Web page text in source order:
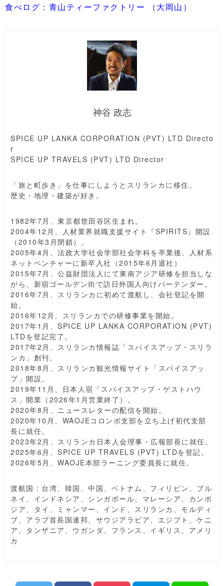
食べログ：青山ティーファクトリー （大岡山）
神谷 政志
SPICE UP LANKA CORPORATION (PVT) LTD Directo
r
SPICE UP TRAVELS (PVT) LTD Director
「旅と町歩き」を仕事にしようとスリランカに移住。
歴史・地理・建築が好き。
1982年7月、東京都世田谷区生まれ。
2004年12月、人材業界就職支援サイト『SPIRITS』開設
（2010年3月閉鎖）。
2005年4月、法政大学社会学部社会学科を卒業後、人材系
ネットベンチャーに新卒入社（2015年6月退社）
2015年7月、公益財団法人にて東南アジア研修を担当しな
がら、新宿ゴールデン街で訪日外国人向けバーテンダー。
2016年7月、スリランカに初めて渡航し、会社登記を開
始。
2016年12月、スリランカでの研修事業を開始。
2017年1月、SPICE UP LANKA CORPORATION (PVT)
LTDを登記完了。
2017年2月、スリランカ情報誌「スパイスアップ・スリラ
ンカ」創刊。
2018年8月、スリランカ観光情報サイト「スパイスアッ
プ」開設。
2019年11月、日本人宿「スパイスアップ・ゲストハウ
ス」開業（2026年1月営業終了）。
2020年8月、ニュースレターの配信を開始。
2020年10月、WAOJEコロンボ支部を立ち上げ初代支部
長に就任。
2023年2月、スリランカ日本人会理事・広報部長に就任。
2025年6月、SPICE UP TRAVELS (PVT) LTDを登記。
2026年5月、WAOJE本部ラーニング委員長に就任。
渡航国：台湾、韓国、中国、ベトナム、フィリピン、ブル
ネイ、インドネシア、シンガポール、マレーシア、カンボ
ジア、タイ、ミャンマー、インド、スリランカ、モルディ
ブ、アラブ首長国連邦、サウジアラビア、エジプト、ケニ
ア、タンザニア、ウガンダ、フランス、イギリス、アメリ
カ